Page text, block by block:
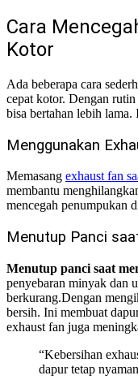
Cara
Kotor
Ada beberapa cara
cepat kotor. Dengan
bisa bertahan lebih
Menggunakan
Memasang exhaust fan
membantu
mencegah penumpukan
Menutup Panci
Menutup panci saat
penyebaran minyak dan
berkurang.Dengan
bersih. Ini membuat
exhaust fan juga
“Kebersihan
dapur tetap